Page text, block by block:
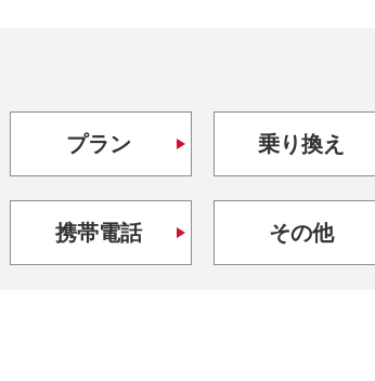
プラン 乗り換え
携帯電話 その他